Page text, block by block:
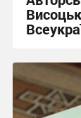
10:22,